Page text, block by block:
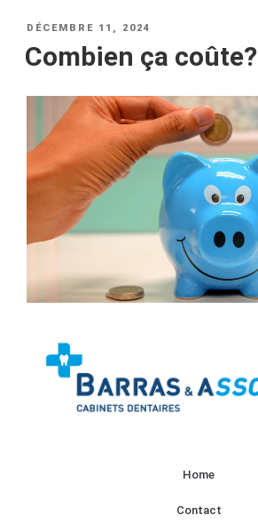
DÉCEMBRE 11, 2024
Combien ça coûte?
Home
Contact